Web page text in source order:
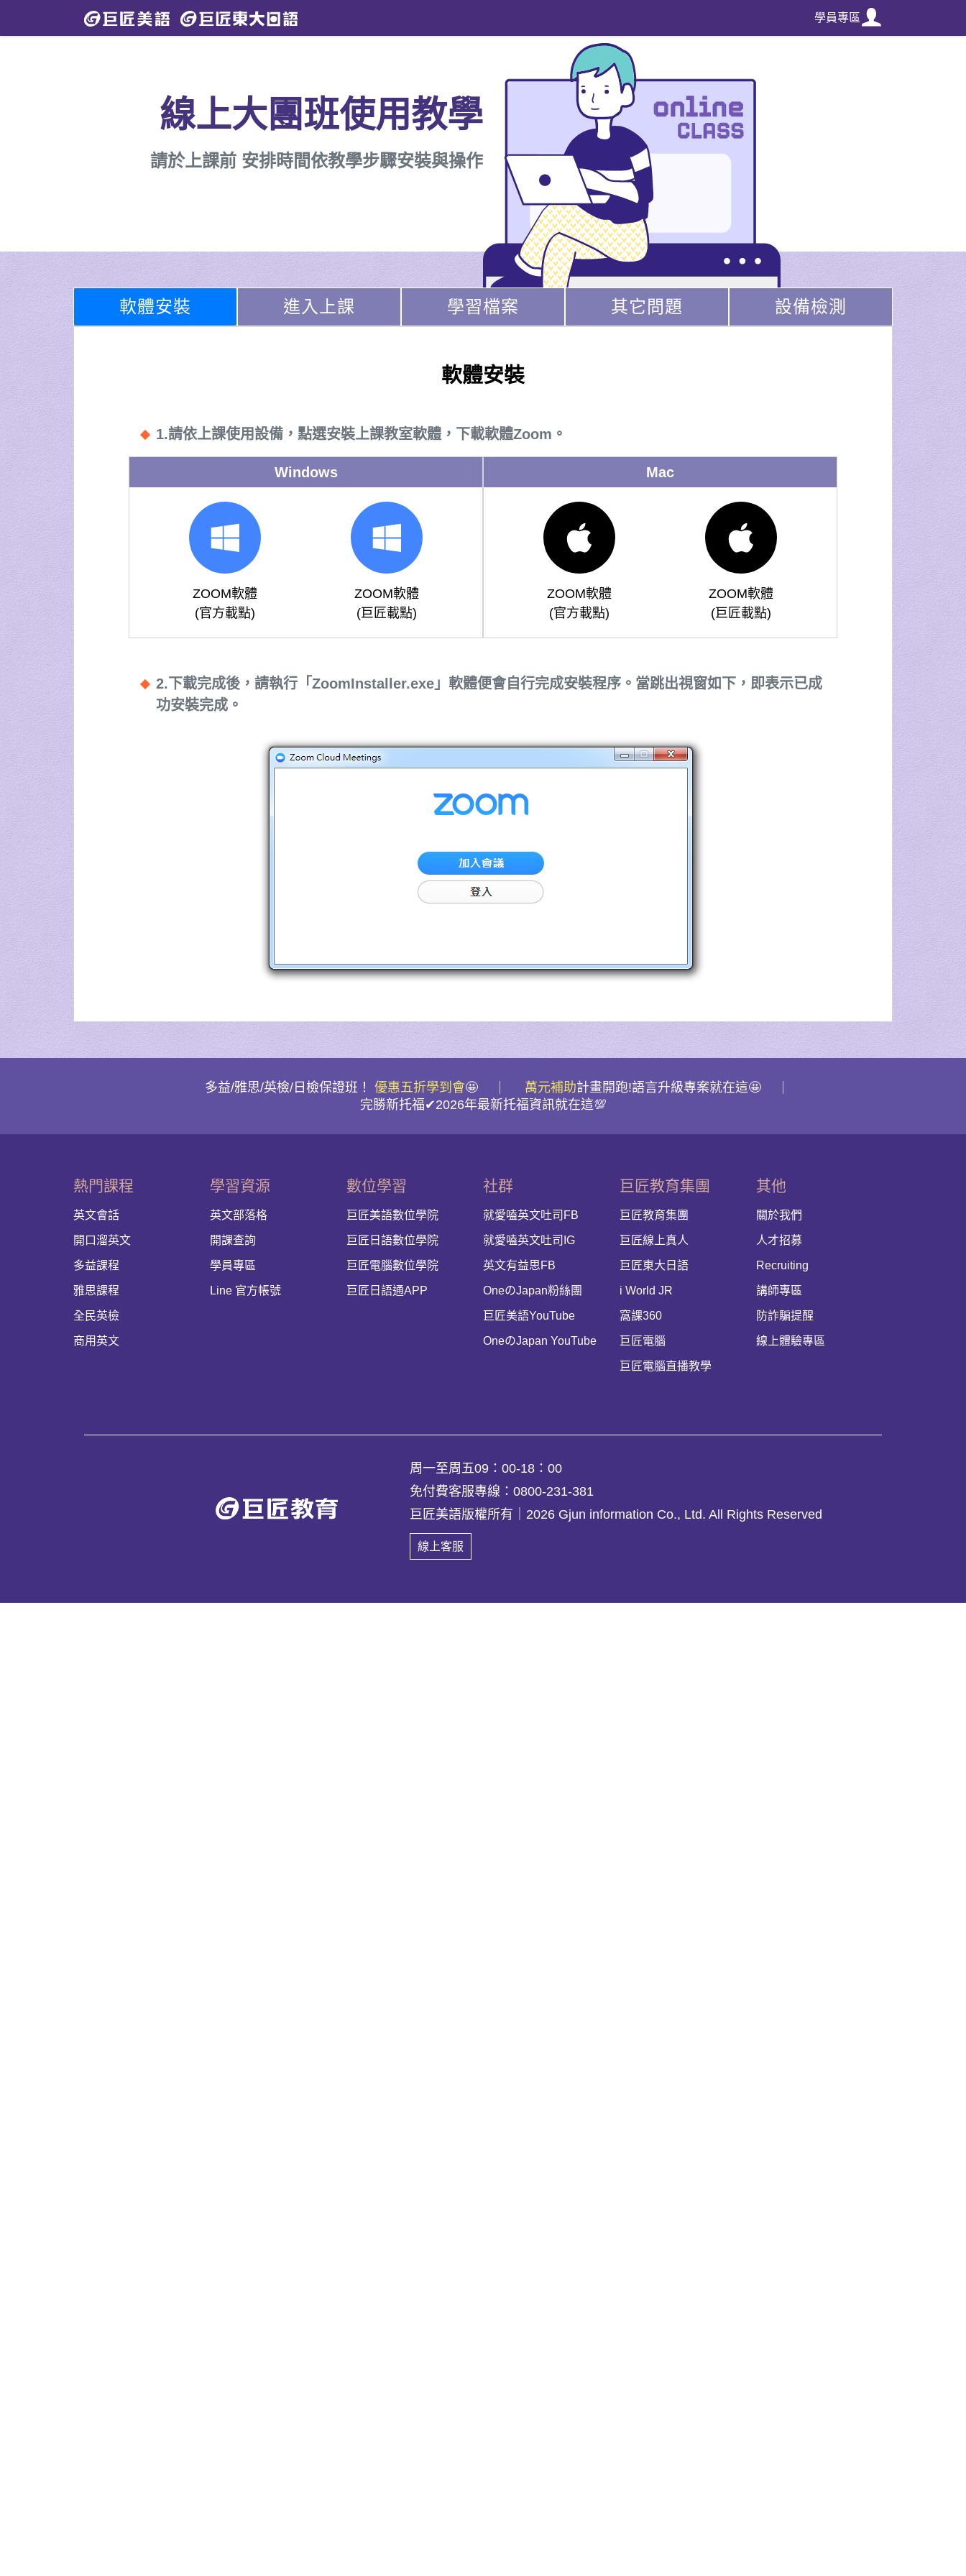
學員專區
線上大團班使用教學
請於上課前 安排時間依教學步驟安裝與操作
軟體安裝 進入上課 學習檔案 其它問題 設備檢測
軟體安裝
1.請依上課使用設備，點選安裝上課教室軟體，下載軟體Zoom。
Windows
ZOOM軟體
(官方載點)
ZOOM軟體
(巨匠載點)
Mac
ZOOM軟體
(官方載點)
ZOOM軟體
(巨匠載點)
2.下載完成後，請執行「ZoomInstaller.exe」軟體便會自行完成安裝程序。當跳出視窗如下，即表示已成
功安裝完成。
多益/雅思/英檢/日檢保證班！ 優惠五折學到會🤩 萬元補助計畫開跑!語言升級專案就在這🤩
完勝新托福✔2026年最新托福資訊就在這💯
熱門課程
英文會話
開口溜英文
多益課程
雅思課程
全民英檢
商用英文
學習資源
英文部落格
開課查詢
學員專區
Line 官方帳號
數位學習
巨匠美語數位學院
巨匠日語數位學院
巨匠電腦數位學院
巨匠日語通APP
社群
就愛嗑英文吐司FB
就愛嗑英文吐司IG
英文有益思FB
OneのJapan粉絲團
巨匠美語YouTube
OneのJapan YouTube
巨匠教育集團
巨匠教育集團
巨匠線上真人
巨匠東大日語
i World JR
窩課360
巨匠電腦
巨匠電腦直播教學
其他
關於我們
人才招募
Recruiting
講師專區
防詐騙提醒
線上體驗專區
周一至周五09：00-18：00
免付費客服專線：0800-231-381
巨匠美語版權所有｜ 2026 Gjun information Co., Ltd. All Rights Reserved
線上客服